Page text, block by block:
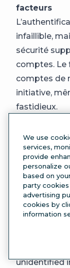
facteurs
infaillible,
sécurité
comptes. Le
comptes de
initiative,
fastidieux.
Remarque :
facteurs a
Twitter de la
Commission
We can
was
preliminary
any breach
unidentified
We use
services,
provide
personalize
based on
party cookies
advertising
cookies by
information